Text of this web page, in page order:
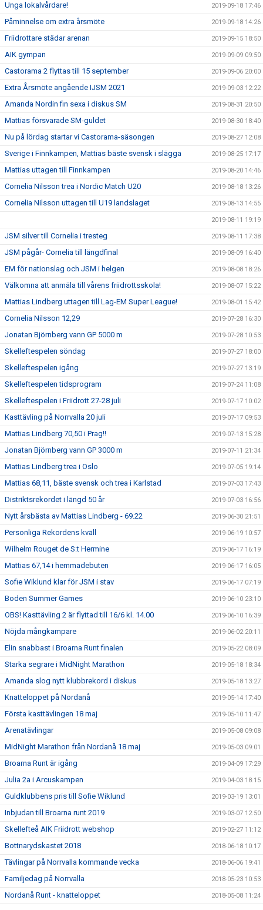
Unga lokalvårdare! 2019-09-18 17:46
Påminnelse om extra årsmöte 2019-09-18 14:26
Friidrottare städar arenan 2019-09-15 18:50
AIK gympan 2019-09-09 09:50
Castorama 2 flyttas till 15 september 2019-09-06 20:00
Extra Årsmöte angående IJSM 2021 2019-09-03 12:22
Amanda Nordin fin sexa i diskus SM 2019-08-31 20:50
Mattias försvarade SM-guldet 2019-08-30 18:40
Nu på lördag startar vi Castorama-säsongen 2019-08-27 12:08
Sverige i Finnkampen, Mattias bäste svensk i slägga 2019-08-25 17:17
Mattias uttagen till Finnkampen 2019-08-20 14:46
Cornelia Nilsson trea i Nordic Match U20 2019-08-18 13:26
Cornelia Nilsson uttagen till U19 landslaget 2019-08-13 14:55
2019-08-11 19:19
JSM silver till Cornelia i tresteg 2019-08-11 17:38
JSM pågår- Cornelia till längdfinal 2019-08-09 16:40
EM för nationslag och JSM i helgen 2019-08-08 18:26
Välkomna att anmäla till vårens friidrottsskola! 2019-08-07 15:22
Mattias Lindberg uttagen till Lag-EM Super League! 2019-08-01 15:42
Cornelia Nilsson 12,29 2019-07-28 16:30
Jonatan Björnberg vann GP 5000 m 2019-07-28 10:53
Skelleftespelen söndag 2019-07-27 18:00
Skelleftespelen igång 2019-07-27 13:19
Skelleftespelen tidsprogram 2019-07-24 11:08
Skelleftespelen i Friidrott 27-28 juli 2019-07-17 10:02
Kasttävling på Norrvalla 20 juli 2019-07-17 09:53
Mattias Lindberg 70,50 i Prag!! 2019-07-13 15:28
Jonatan Björnberg vann GP 3000 m 2019-07-11 21:34
Mattias Lindberg trea i Oslo 2019-07-05 19:14
Mattias 68,11, bäste svensk och trea i Karlstad 2019-07-03 17:43
Distriktsrekordet i längd 50 år 2019-07-03 16:56
Nytt årsbästa av Mattias Lindberg - 69.22 2019-06-30 21:51
Personliga Rekordens kväll 2019-06-19 10:57
Wilhelm Rouget de S:t Hermine 2019-06-17 16:19
Mattias 67,14 i hemmadebuten 2019-06-17 16:05
Sofie Wiklund klar för JSM i stav 2019-06-17 07:19
Boden Summer Games 2019-06-10 23:10
OBS! Kasttävling 2 är flyttad till 16/6 kl. 14.00 2019-06-10 16:39
Nöjda mångkampare 2019-06-02 20:11
Elin snabbast i Broarna Runt finalen 2019-05-22 08:09
Starka segrare i MidNight Marathon 2019-05-18 18:34
Amanda slog nytt klubbrekord i diskus 2019-05-18 13:27
Knatteloppet på Nordanå 2019-05-14 17:40
Första kasttävlingen 18 maj 2019-05-10 11:47
Arenatävlingar 2019-05-08 09:08
MidNight Marathon från Nordanå 18 maj 2019-05-03 09:01
Broarna Runt är igång 2019-04-09 17:29
Julia 2a i Arcuskampen 2019-04-03 18:15
Guldklubbens pris till Sofie Wiklund 2019-03-19 13:01
Inbjudan till Broarna runt 2019 2019-03-07 12:50
Skellefteå AIK Friidrott webshop 2019-02-27 11:12
Bottnarydskastet 2018 2018-06-18 10:17
Tävlingar på Norrvalla kommande vecka 2018-06-06 19:41
Familjedag på Norrvalla 2018-05-23 10:53
Nordanå Runt - knatteloppet 2018-05-08 11:24